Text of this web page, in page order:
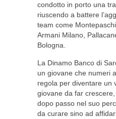
condotto in porto una
riuscendo a battere
team come
Armani Milano,
Bologna.
La Dinamo Banco di
un giovane che numeri
regola per diventare un
giovane da far
dopo passo nel suo
da curare sino ad